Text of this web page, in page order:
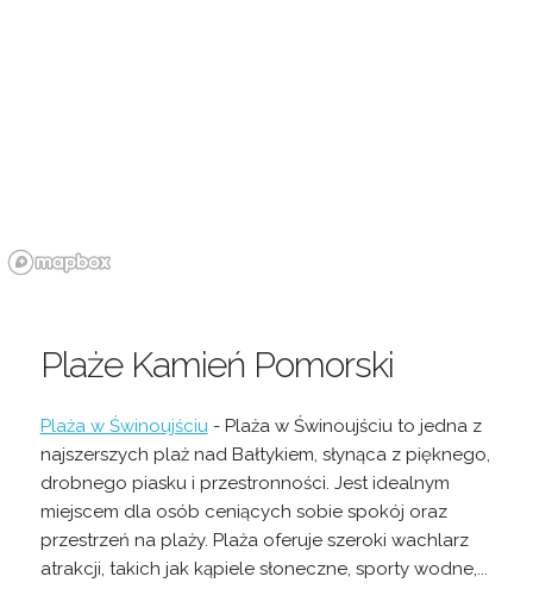
Plaże Kamień Pomorski
Plaża w Świnoujściu- Plaża w Świnoujściu to jedna z
najszerszych plaż nad Bałtykiem, słynąca z pięknego,
drobnego piasku i przestronności. Jest idealnym
miejscem dla osób ceniących sobie spokój oraz
przestrzeń na plaży. Plaża oferuje szeroki wachlarz
atrakcji, takich jak kąpiele słoneczne, sporty wodne,...